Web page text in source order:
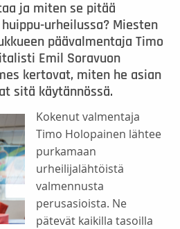
ja miten se pitää
urheilussa? Miesten
päävalmentaja Timo
Emil Soravuon
kertovat, miten he asian
sitä käytännössä.
Kokenut valmentaja
Timo Holopainen lähtee
purkamaan
urheilijalähtöistä
valmennusta
perusasioista. Ne
pätevät kaikilla tasoilla